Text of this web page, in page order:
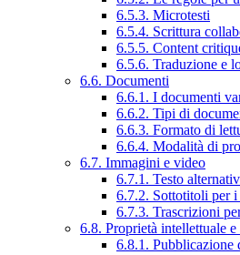
6.5.3. Microtesti
6.5.4. Scrittura
6.5.5. Content
6.5.6. Traduzione e
6.6. Documenti
6.6.1. I documenti
6.6.2. Tipi di
6.6.3. Formato di
6.6.4. Modalità di
6.7. Immagini e video
6.7.1. Testo
6.7.2. Sottotitoli per
6.7.3. Trascrizioni
6.8. Proprietà intellettuale
6.8.1. Pubblicazione